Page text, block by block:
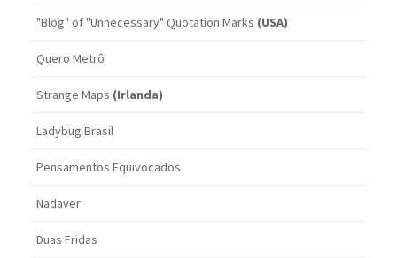
"Blog" of "Unnecessary" Quotation Marks (USA)
Quero Metrô
Strange Maps (Irlanda)
Ladybug Brasil
Pensamentos Equivocados
Nadaver
Duas Fridas